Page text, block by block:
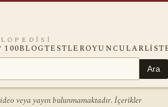
100BLOGTESTLEROYUNCULAR
Ara
veya yayın bulunmamaktadır. İçerikler